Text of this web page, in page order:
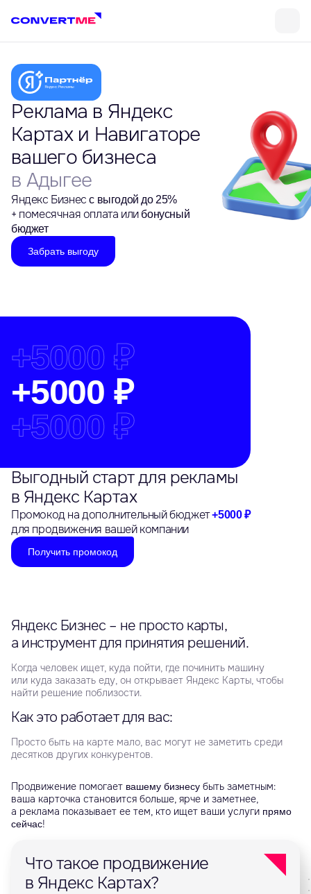
Реклама в Яндекс
Картах и Навигаторе
вашего бизнеса
в Адыгее
Яндекс Бизнесс выгодой до 25%
+ помесячная оплата или бонусный
бюджет
Забрать выгоду
+5000 ₽
+5000 ₽
+5000 ₽
Выгодный старт для рекламы
в Яндекс Картах
Промокод на дополнительный бюджет+5000 ₽
для продвижения вашей компании
Получить промокод
Что такое продвижение
в Яндекс Картах?
Яндекс Бизнес – не просто карты,
а инструмент для принятия решений.
Когда человек ищет, куда пойти, где починить машину
или куда заказать еду, он открывает Яндекс Карты, чтобы
найти решение поблизости.
Как это работает для вас:
Просто быть на карте мало, вас могут не заметить среди
десятков других конкурентов.
Продвижение помогает вашему бизнесу быть заметным:
ваша карточка становится больше, ярче и заметнее,
а реклама показывает ее тем, кто ищет ваши услуги прямо
сейчас!